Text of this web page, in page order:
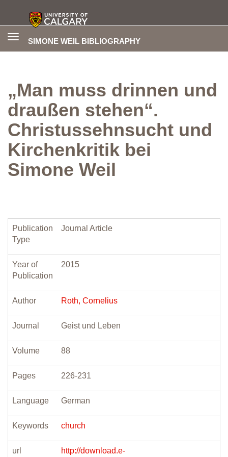
SIMONE WEIL BIBLIOGRAPHY
Toggle
„Man muss drinnen und
draußen stehen“.
Christussehnsucht und
Kirchenkritik bei
Simone Weil
Publication
Type
Journal Article
Year of
Publication
2015
Author Roth, Cornelius
Journal Geist und Leben
Volume 88
Pages 226-231
Language German
Keywords church
url http://download.e-